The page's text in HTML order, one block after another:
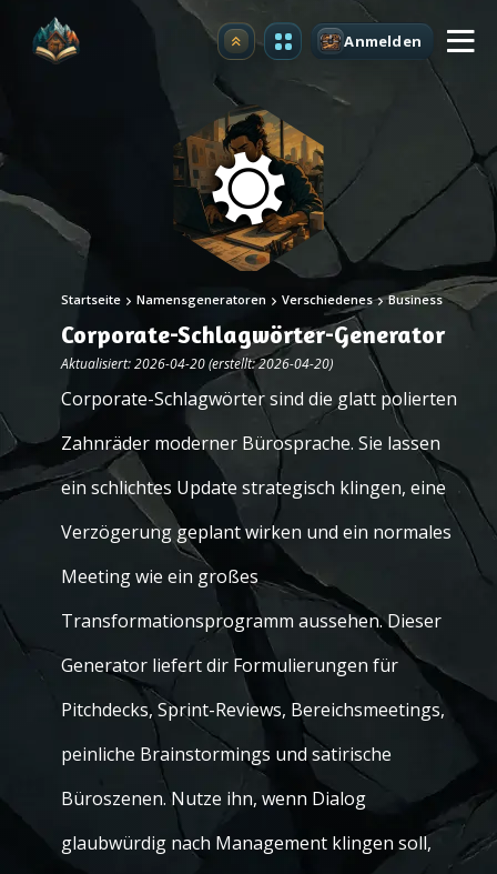
Upgrade Anmelden
Startseite Namensgeneratoren Verschiedenes Business
Corporate-Schlagwörter-Generator
Aktualisiert: 2026-04-20 (erstellt: 2026-04-20)
Corporate-Schlagwörter sind die glatt polierten
Zahnräder moderner Bürosprache. Sie lassen
ein schlichtes Update strategisch klingen, eine
Verzögerung geplant wirken und ein normales
Meeting wie ein großes
Transformationsprogramm aussehen. Dieser
Generator liefert dir Formulierungen für
Pitchdecks, Sprint-Reviews, Bereichsmeetings,
peinliche Brainstormings und satirische
Büroszenen. Nutze ihn, wenn Dialog
glaubwürdig nach Management klingen soll,